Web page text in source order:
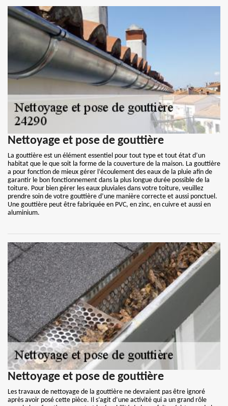
Nettoyage et pose de gouttière
La gouttière est un élément essentiel pour tout type et tout état d’un
habitat que le que soit la forme de la couverture de la maison. La gouttière
a pour fonction de mieux gérer l’écoulement des eaux de la pluie afin de
garantir le bon fonctionnement dans la plus longue durée possible de la
toiture. Pour bien gérer les eaux pluviales dans votre toiture, veuillez
prendre soin de votre gouttière d’une manière correcte et aussi ponctuel.
Une gouttière peut être fabriquée en PVC, en zinc, en cuivre et aussi en
aluminium.
Nettoyage et pose de gouttière
Les travaux de nettoyage de la gouttière ne devraient pas être ignoré
après avoir posé cette pièce. Il s’agit d’une activité qui a un grand rôle